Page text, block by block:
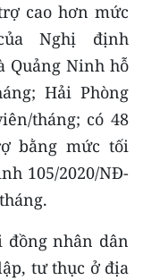
cao hơn mức
Nghị định
Quảng Ninh hỗ
Hải Phòng
tháng; có 48
bằng mức tối
105/2020/NĐ-
đồng nhân dân
tư thục ở địa